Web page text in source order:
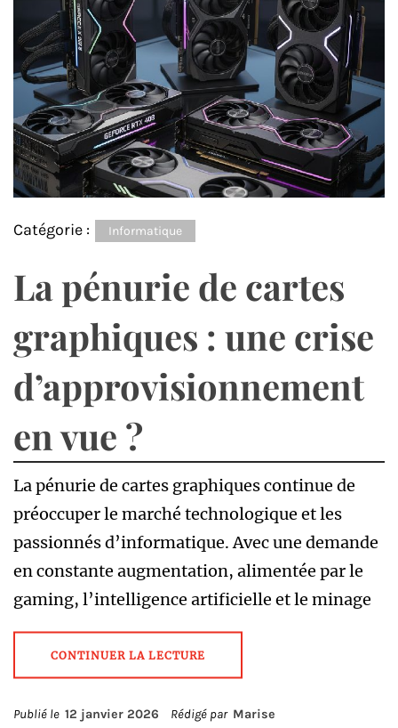
Catégorie : Informatique
La pénurie de cartes
graphiques : une crise
d’approvisionnement
en vue ?
La pénurie de cartes graphiques continue de
préoccuper le marché technologique et les
passionnés d’informatique. Avec une demande
en constante augmentation, alimentée par le
gaming, l’intelligence artificielle et le minage
CONTINUER LA LECTURE
Publié le 12 janvier 2026 Rédigé par Marise